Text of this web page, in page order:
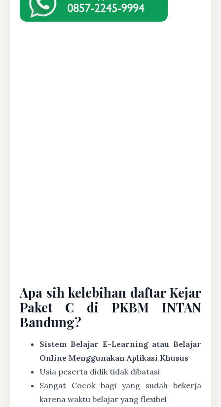
Apa sih kelebihan daftar Kejar
Paket C di PKBM INTAN
Bandung?
Sistem Belajar E-Learning atau Belajar
Online Menggunakan Aplikasi Khusus
Usia peserta didik tidak dibatasi
Sangat Cocok bagi yang sudah bekerja
karena waktu belajar yang flexibel